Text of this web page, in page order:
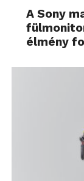
A Sony
élmény